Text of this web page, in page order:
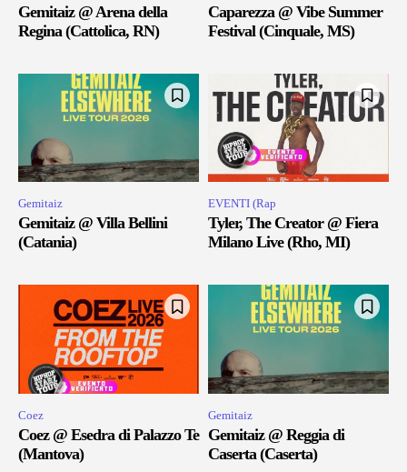
Gemitaiz @ Arena della
Regina (Cattolica, RN)
Caparezza @ Vibe Summer
Festival (Cinquale, MS)
Gemitaiz
Gemitaiz @ Villa Bellini
(Catania)
EVENTI (Rap
Tyler, The Creator @ Fiera
Milano Live (Rho, MI)
Coez
Coez @ Esedra di Palazzo Te
(Mantova)
Gemitaiz
Gemitaiz @ Reggia di
Caserta (Caserta)